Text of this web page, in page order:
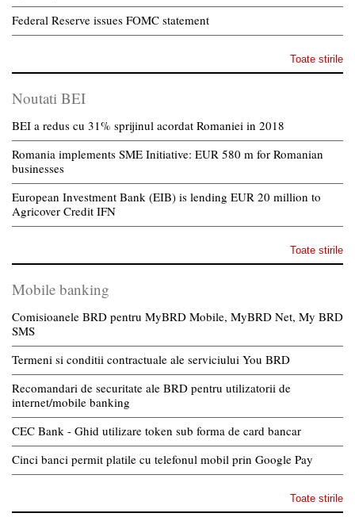
Federal Reserve issues FOMC statement
Toate stirile
Noutati BEI
BEI a redus cu 31% sprijinul acordat Romaniei in 2018
Romania implements SME Initiative: EUR 580 m for Romanian
businesses
European Investment Bank (EIB) is lending EUR 20 million to
Agricover Credit IFN
Toate stirile
Mobile banking
Comisioanele BRD pentru MyBRD Mobile, MyBRD Net, My BRD
SMS
Termeni si conditii contractuale ale serviciului You BRD
Recomandari de securitate ale BRD pentru utilizatorii de
internet/mobile banking
CEC Bank - Ghid utilizare token sub forma de card bancar
Cinci banci permit platile cu telefonul mobil prin Google Pay
Toate stirile